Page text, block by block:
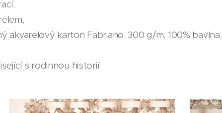
akvarelový karton Fabriano, 300 g/m, 100% bavlna,
s rodinnou historií.